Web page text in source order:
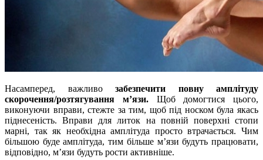
Насамперед, важливозабезпечити повну амплітуду
скорочення/розтягування м’язи.Щоб домогтися цього,
виконуючи вправи, стежте за тим, щоб під носком була якась
піднесеність. Вправи для литок на повній поверхні стопи
марні, так як необхідна амплітуда просто втрачається. Чим
більшою буде амплітуда, тим більше м’язи будуть працювати,
відповідно, м’язи будуть рости активніше.